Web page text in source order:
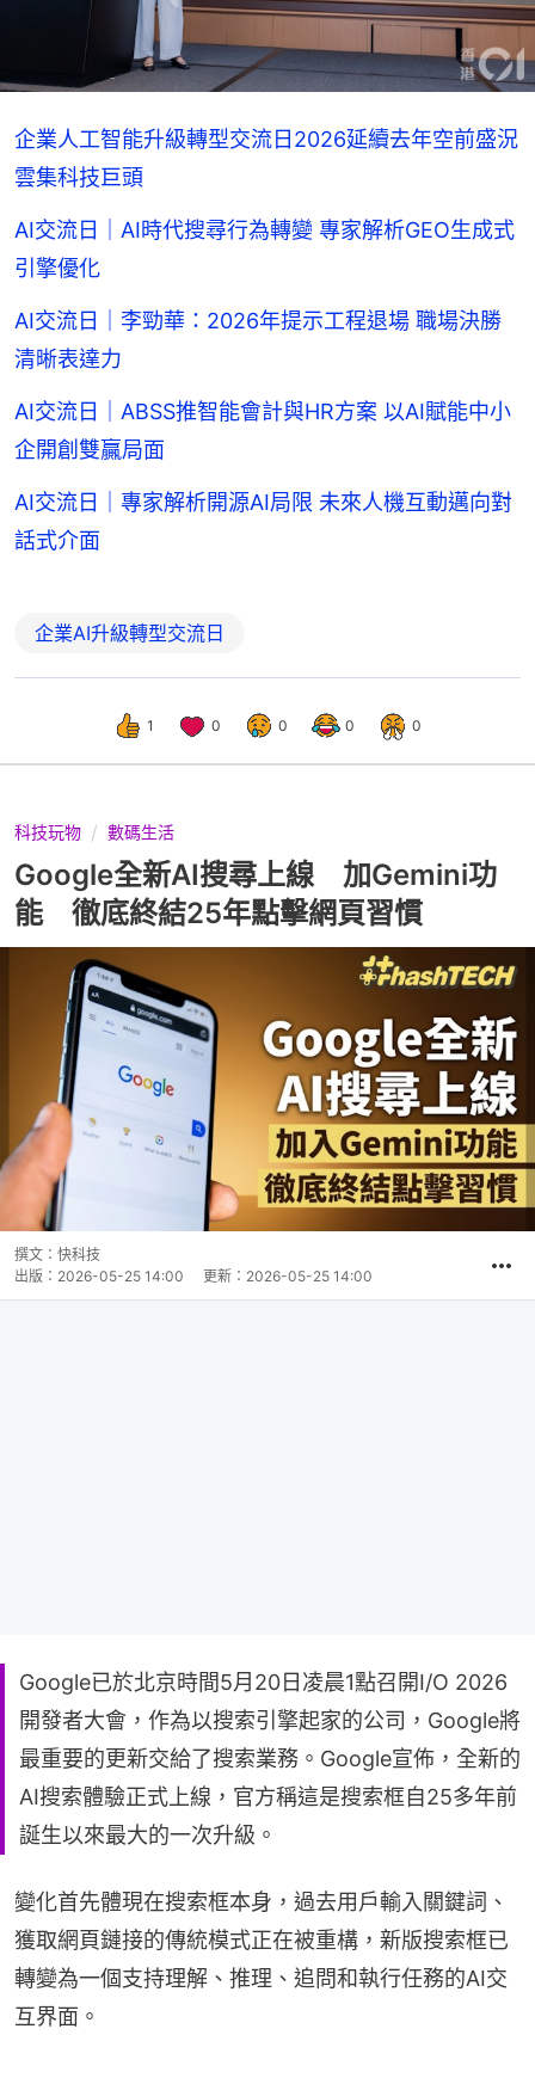
企業人工智能升級轉型交流日2026延續去年空前盛況
雲集科技巨頭
AI交流日｜AI時代搜尋行為轉變 專家解析GEO生成式
引擎優化
AI交流日｜李勁華：2026年提示工程退場 職場決勝
清晰表達力
AI交流日｜ABSS推智能會計與HR方案 以AI賦能中小
企開創雙贏局面
AI交流日｜專家解析開源AI局限 未來人機互動邁向對
話式介面
企業AI升級轉型交流日
1 0 0 0 0
科技玩物 數碼生活
Google全新AI搜尋上線 加Gemini功
能 徹底終結25年點擊網頁習慣
撰文： 快科技
出版： 2026-05-25 14:00 更新： 2026-05-25 14:00
Google已於北京時間5月20日凌晨1點召開I/O 2026
開發者大會，作為以搜索引擎起家的公司，Google將
最重要的更新交給了搜索業務。Google宣佈，全新的
AI搜索體驗正式上線，官方稱這是搜索框自25多年前
誕生以來最大的一次升級。
變化首先體現在搜索框本身，過去用戶輸入關鍵詞、
獲取網頁鏈接的傳統模式正在被重構，新版搜索框已
轉變為一個支持理解、推理、追問和執行任務的AI交
互界面。